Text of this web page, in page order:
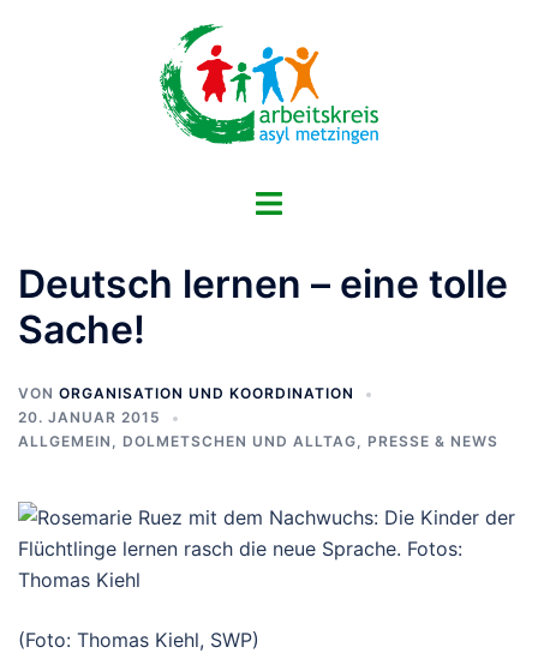
Menü
Deutsch lernen – eine tolle
Sache!
VON ORGANISATION UND KOORDINATION
20. JANUAR 2015
ALLGEMEIN , DOLMETSCHEN UND ALLTAG, PRESSE & NEWS
(Foto: Thomas Kiehl, SWP)